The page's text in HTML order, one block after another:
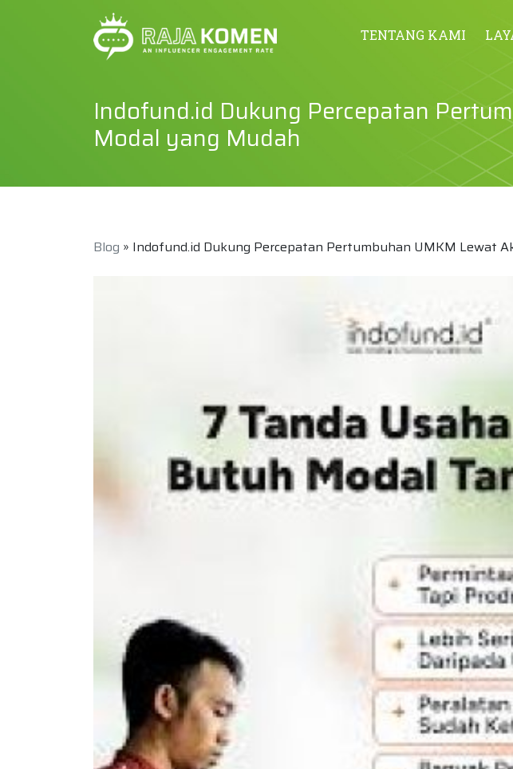
TENTANG KAMI
Indofund.id Dukung Percepatan
Modal yang Mudah
Blog » Indofund.id Dukung Percepatan Pertumbuhan UMKM Lewat